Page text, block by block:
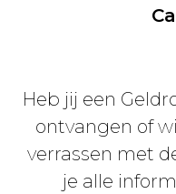
Heb jij een
ontvangen of
verrassen met
je alle